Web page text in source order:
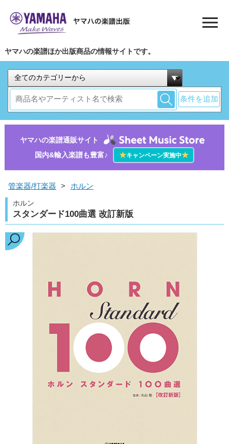
ヤマハの楽譜ほか出版商品の情報サイトです。
条件を追加
ヤマハの楽譜通販サイト
国内&輸入楽譜も豊富♪
★キャンペーン実施中★
管楽器/打楽器 > ホルン
ホルン
スタンダード100曲選 改訂新版